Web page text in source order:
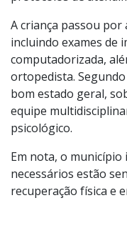
A criança passou por
incluindo exames de
computadorizada,
ortopedista.
bom estado geral,
equipe
psicológico.
Em nota, o
necessários estão
recuperação física e